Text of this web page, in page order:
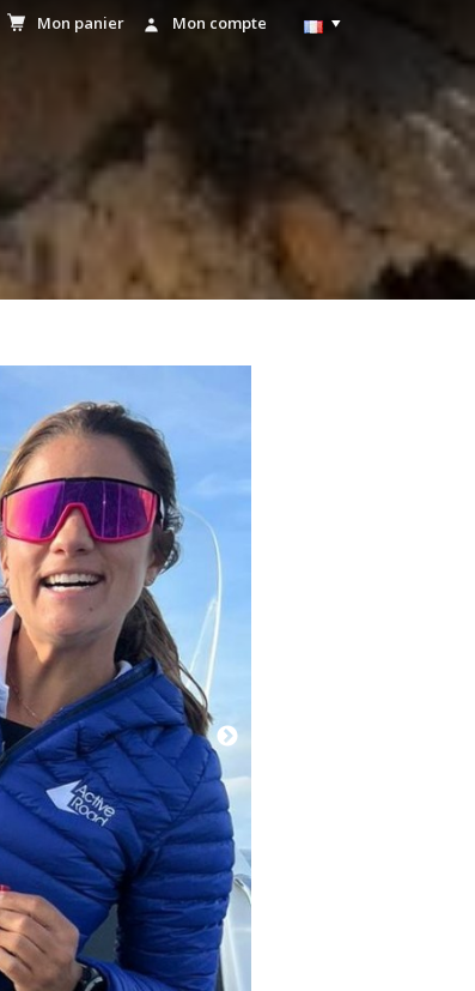
Mon compte
Mon panier